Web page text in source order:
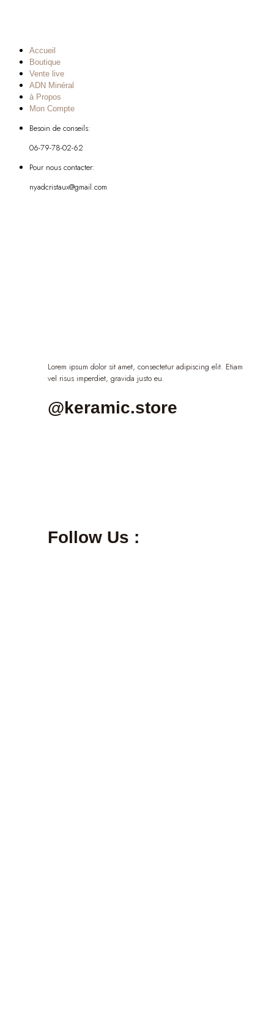
Accueil
Boutique
Vente live
ADN Minéral
à Propos
Mon Compte
Besoin de conseils:
06-79-78-02-62
Pour nous contacter:
nyadcristaux@gmail.com
Lorem ipsum dolor sit amet, consectetur adipiscing elit. Etiam
vel risus imperdiet, gravida justo eu.
@keramic.store
Follow Us :